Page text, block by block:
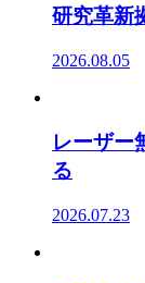
研究革新
2026.08.05
レーザー
る
2026.07.23